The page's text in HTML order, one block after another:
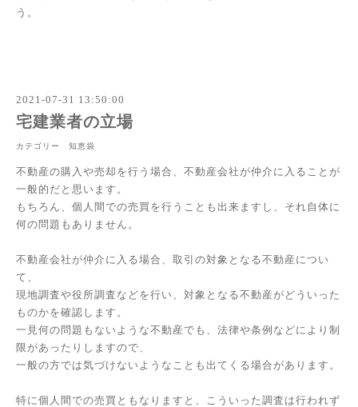
う。
2021-07-31 13:50:00
宅建業者の立場
カテゴリー 知恵袋
不動産の購入や売却を行う場合、不動産会社が仲介に入ることが
一般的だと思います。
もちろん、個人間での売買を行うことも出来ますし、それ自体に
何の問題もありません。
不動産会社が仲介に入る場合、取引の対象となる不動産につい
て、
現地調査や役所調査などを行い、対象となる不動産がどういった
ものかを確認します。
一見何の問題もないような不動産でも、法律や条例などにより制
限があったりしますので、
一般の方では気づけないようなことも出てくる場合があります。
特に個人間での売買ともなりますと、こういった調査は行われず